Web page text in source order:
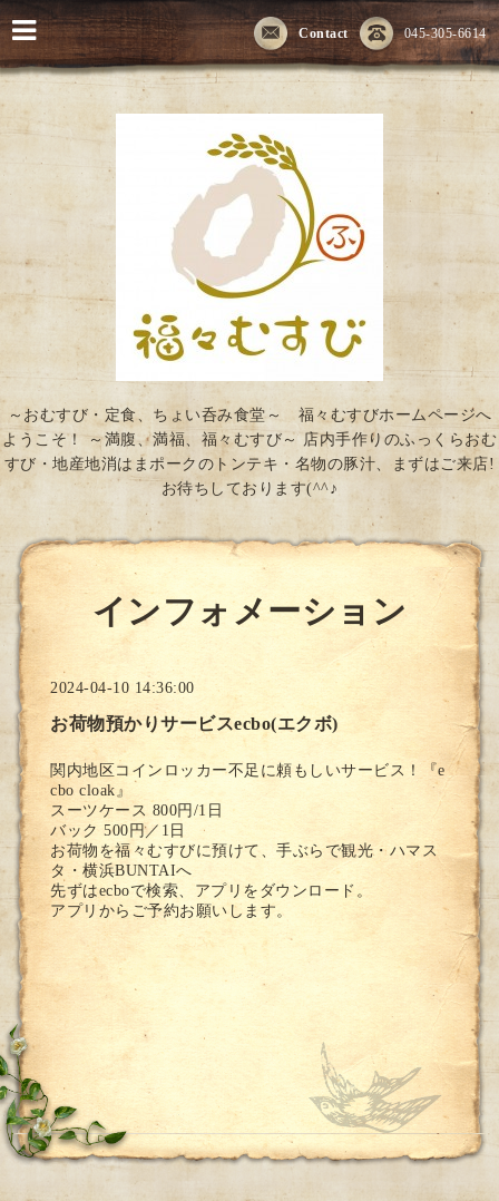
045-305-6614
Contact
～おむすび・定食、ちょい呑み食堂～ 福々むすびホームページへ
ようこそ！ ～満腹、満福、福々むすび～ 店内手作りのふっくらおむ
すび・地産地消はまポークのトンテキ・名物の豚汁、まずはご来店!
お待ちしております(^^♪
インフォメーション
2024-04-10 14:36:00
お荷物預かりサービスecbo(エクボ)
関内地区コインロッカー不足に頼もしいサービス！『e
cbo cloak』
スーツケース 800円/1日
バック 500円／1日
お荷物を福々むすびに預けて、手ぶらで観光・ハマス
タ・横浜BUNTAIへ
先ずはecboで検索、アプリをダウンロード。
アプリからご予約お願いします。